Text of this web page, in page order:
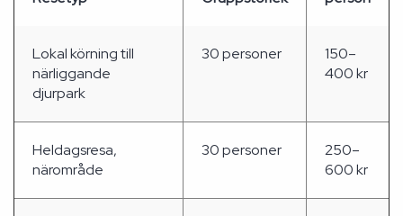
Lokal körning till
närliggande
djurpark
30 personer
150–
400 kr
Heldagsresa,
närområde
30 personer
250–
600 kr